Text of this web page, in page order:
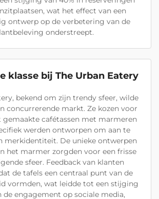
wat het effect van een
ontwerp op de verbetering van de
onderstreept.
klasse bij The Urban Eatery
bekend om zijn trendy sfeer, wilde
concurrerende markt. Ze kozen voor
gemaakte cafétassen met marmeren
werden ontworpen om aan te
merkidentiteit. De unieke ontwerpen
het marmer zorgden voor een frisse
sfeer. Feedback van klanten
de tafels een centraal punt van de
vormden, wat leidde tot een stijging
de engagement op sociale media,